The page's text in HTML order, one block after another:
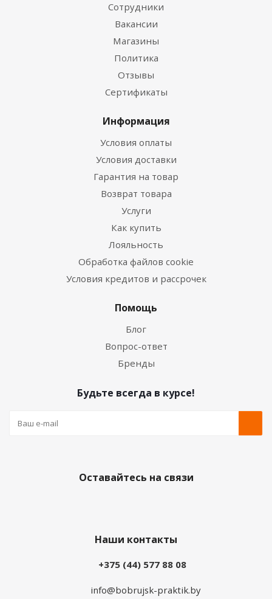
Сотрудники
Вакансии
Магазины
Политика
Отзывы
Сертификаты
Информация
Условия оплаты
Условия доставки
Гарантия на товар
Возврат товара
Услуги
Как купить
Лояльность
Обработка файлов cookie
Условия кредитов и рассрочек
Помощь
Блог
Вопрос-ответ
Бренды
Будьте всегда в курсе!
Оставайтесь на связи
Наши контакты
+375 (44) 577 88 08
info@bobrujsk-praktik.by